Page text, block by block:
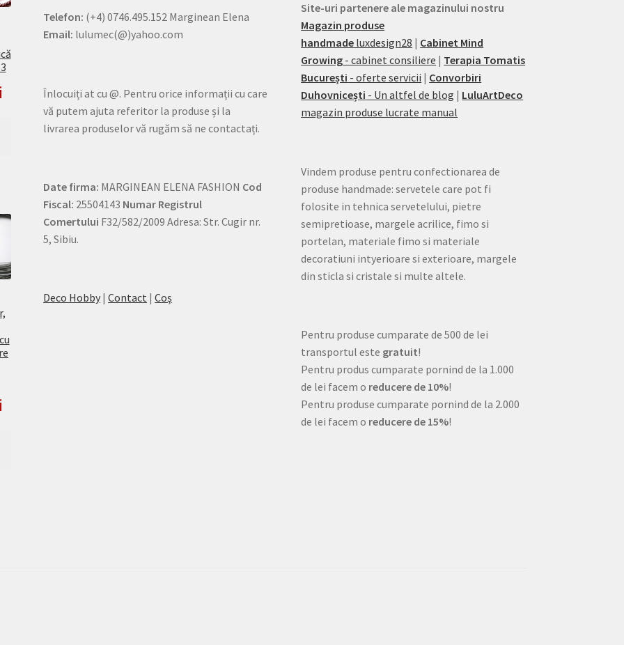
Telefon: (+4) 0746.495.152 Marginean Elena
Email: lulumec(@)yahoo.com
Înlocuiți at cu @. Pentru orice informații cu care
vă putem ajuta referitor la produse și la
livrarea produselor vă rugăm să ne contactați.
Date firma: MARGINEAN ELENA FASHION Cod
Fiscal: 25504143 Numar Registrul
Comertului F32/582/2009 Adresa: Str. Cugir nr.
5, Sibiu.
Deco Hobby |Contact |Coş
Site-uri partenere ale magazinului nostru
Magazin produse
handmade luxdesign28 | Cabinet Mind
Growing - cabinet consiliere | Terapia Tomatis
București - oferte servicii | Convorbiri
Duhovnicești - Un altfel de blog | LuluArtDeco
magazin produse lucrate manual
Vindem produse pentru confectionarea de
produse handmade: servetele care pot fi
folosite in tehnica servetelului, pietre
semipretioase, margele acrilice, fimo si
portelan, materiale fimo si materiale
decoratiuni intyerioare si exterioare, margele
din sticla si cristale si multe altele.
Pentru produse cumparate de 500 de lei
transportul este gratuit!
Pentru produs cumparate pornind de la 1.000
de lei facem o reducere de 10%!
Pentru produse cumparate pornind de la 2.000
de lei facem o reducere de 15%!